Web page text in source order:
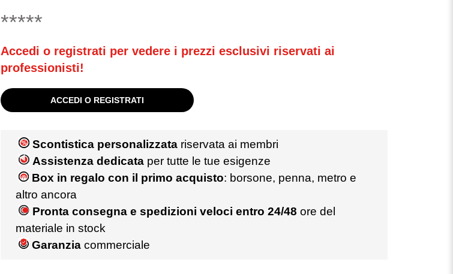
*****
Accedi o registrati per vedere i prezzi esclusivi riservati ai
professionisti!
ACCEDI O REGISTRATI
Scontistica personalizzatariservata ai membri
Assistenza dedicataper tutte le tue esigenze
Box in regalo con il primo acquisto: borsone, penna, metro e
altro ancora
Pronta consegna e spedizioni veloci entro 24/48 ore del
materiale in stock
Garanziacommerciale